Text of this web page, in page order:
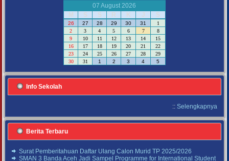
07 August 2026
M
S S R K J S
26 27 28 29 30 31
1
2
3 4 5 6 7
8
9
10 11 12 13 14
15
16
17 18 19 20 21
22
23
24 25 26 27 28
29
30
31 1 2 3 4 5
Info Sekolah
:: Selengkapnya
Berita Terbaru
Surat Pemberitahuan Daftar Ulang Calon Murid TP 2025/2026
SMAN 3 Banda Aceh Jadi Sampel Programme for International Student